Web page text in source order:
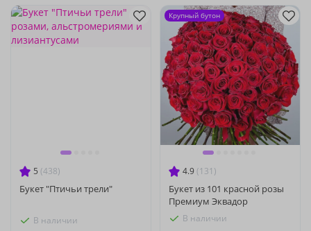
5 (438)
Букет "Птичьи трели"
В наличии
4.9 (131)
Букет из 101 красной розы
Премиум Эквадор
В наличии
Крупный бутон